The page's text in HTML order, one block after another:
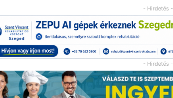
- Hirdetés -
- Hirdetés -